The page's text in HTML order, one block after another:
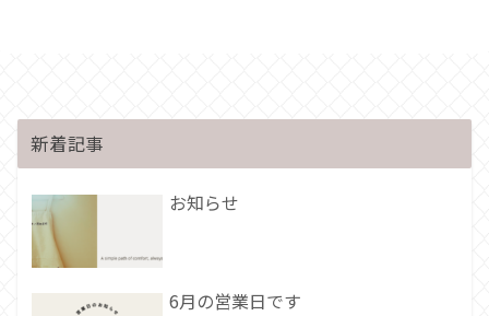
新着記事
お知らせ
6月の営業日です